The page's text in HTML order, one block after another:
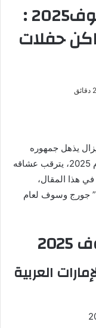
جدول حفلات جورج وسوف2025 :
حفلات
يذهل جمهوره
بصوته العذب وحضوره المميز. مع اقتراب عام 2025، يترقب عشاقه
في هذا المقال،
جورج وسوف لعام
العربية